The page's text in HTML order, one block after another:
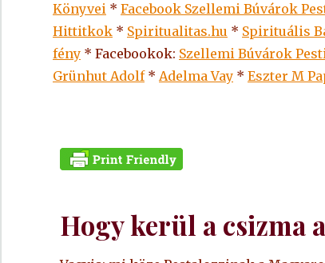
Könyvei * Facebook Szellemi Búvárok
Hittitkok * Spiritualitas.hu * Spirituális
fény * Facebookok: Szellemi Búvárok
Grünhut Adolf* Adelma Vay * Eszter M
Hogy kerül a csizma